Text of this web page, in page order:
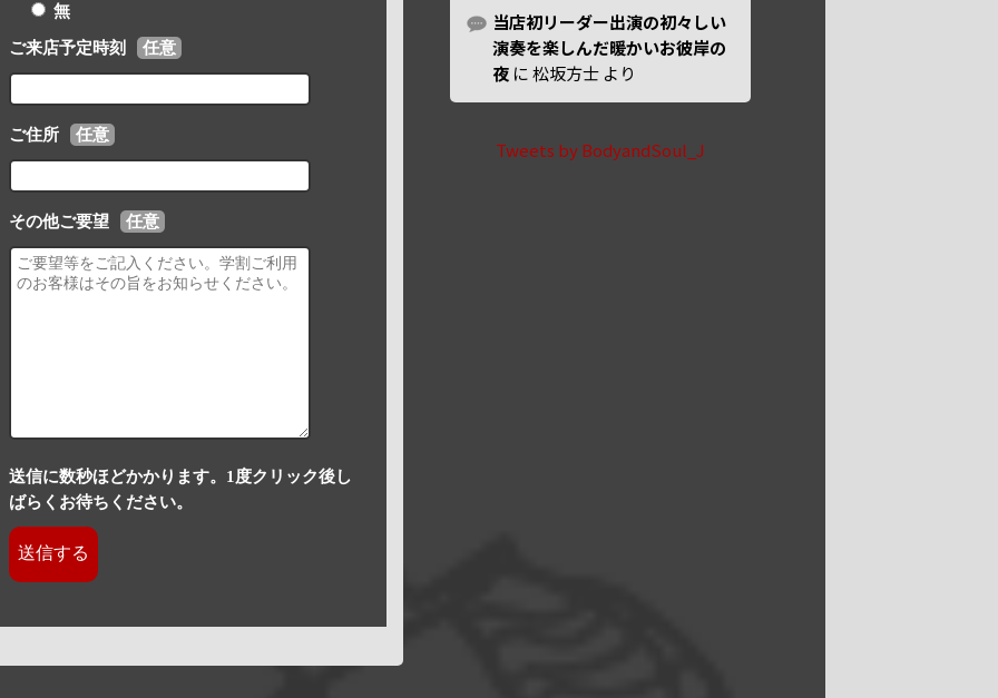
無
ご来店予定時刻 任意
ご住所 任意
その他ご要望 任意
送信に数秒ほどかかります。1度クリック後し
ばらくお待ちください。
当店初リーダー出演の初々しい
演奏を楽しんだ暖かいお彼岸の
夜 に松坂方士 より
Tweets by BodyandSoul_J